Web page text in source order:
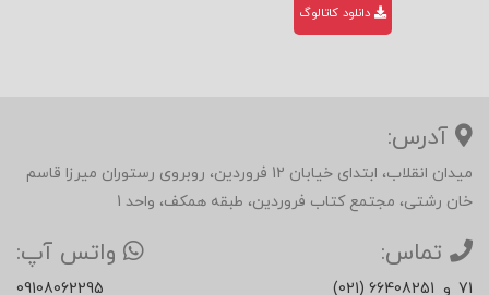
دانلود کاتالوگ
آدرس:
میدان انقلاب، ابتدای خیابان 12 فروردین، روبروی رستوران میرزا قاسم
خان رشتی، مجتمع کتاب فروردین، طبقه همکف، واحد 1
تماس:
(021) 66408251 و 71
واتس آپ:
09108062295